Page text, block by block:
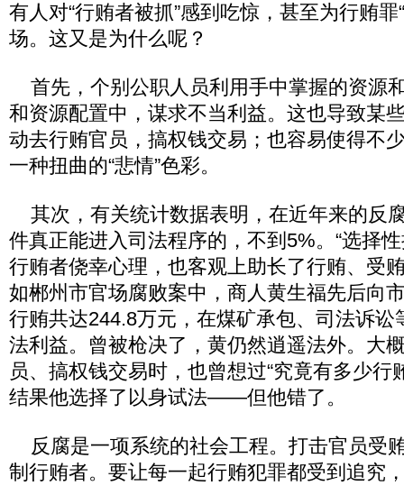
有人对“行贿者被抓”感到吃惊，甚至为行贿罪
场。这又是为什么呢？
首先，个别公职人员利用手中掌握的资源
和资源配置中，谋求不当利益。这也导致某
动去行贿官员，搞权钱交易；也容易使得不
一种扭曲的“悲情”色彩。
其次，有关统计数据表明，在近年来的反
件真正能进入司法程序的，不到5%。“选择
行贿者侥幸心理，也客观上助长了行贿、受
如郴州市官场腐败案中，商人黄生福先后向
行贿共达244.8万元，在煤矿承包、司法诉讼
法利益。曾被枪决了，黄仍然逍遥法外。大
员、搞权钱交易时，也曾想过“究竟有多少行
结果他选择了以身试法——但他错了。
反腐是一项系统的社会工程。打击官员受
制行贿者。要让每一起行贿犯罪都受到追究